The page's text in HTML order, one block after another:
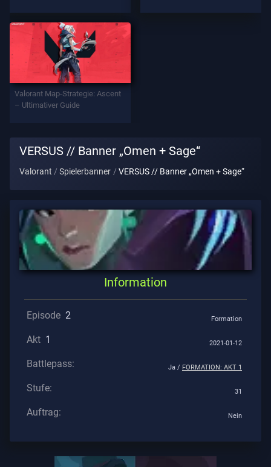
INFORMATION
Datenschutz
ARTIKEL
Führung
Nachrichten
Valorant Map-Strategie: Ascent
– Ultimativer Guide
VERSUS // Banner „Omen + Sage“
Valorant Spielerbanner VERSUS // Banner „Omen + Sage“
Information
Episode 2 Formation
Akt 1 2021-01-12
Battlepass: Ja / FORMATION: AKT 1
Stufe: 31
Auftrag: Nein